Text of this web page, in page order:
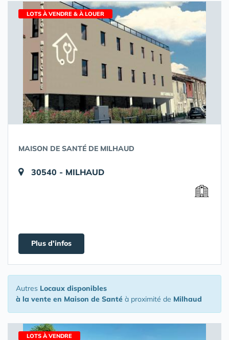
LOTS À VENDRE & À LOUER
MAISON DE SANTÉ DE MILHAUD
30540 - MILHAUD
Plus d'infos
Autres Locaux disponibles
à la vente en Maison de Santé à proximité de Milhaud
LOTS À VENDRE